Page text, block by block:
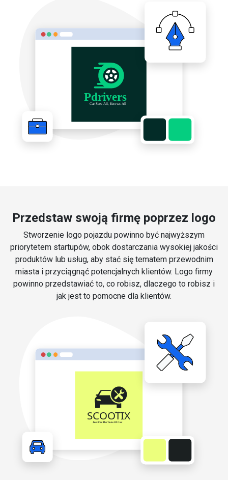
Przedstaw swoją firmę poprzez logo
Stworzenie logo pojazdu powinno być najwyższym
priorytetem startupów, obok dostarczania wysokiej jakości
produktów lub usług, aby stać się tematem przewodnim
miasta i przyciągnąć potencjalnych klientów. Logo firmy
powinno przedstawiać to, co robisz, dlaczego to robisz i
jak jest to pomocne dla klientów.